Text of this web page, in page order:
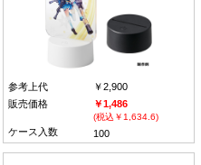
参考上代
￥2,900
販売価格
￥1,486
(税込￥1,634.6)
ケース入数 100